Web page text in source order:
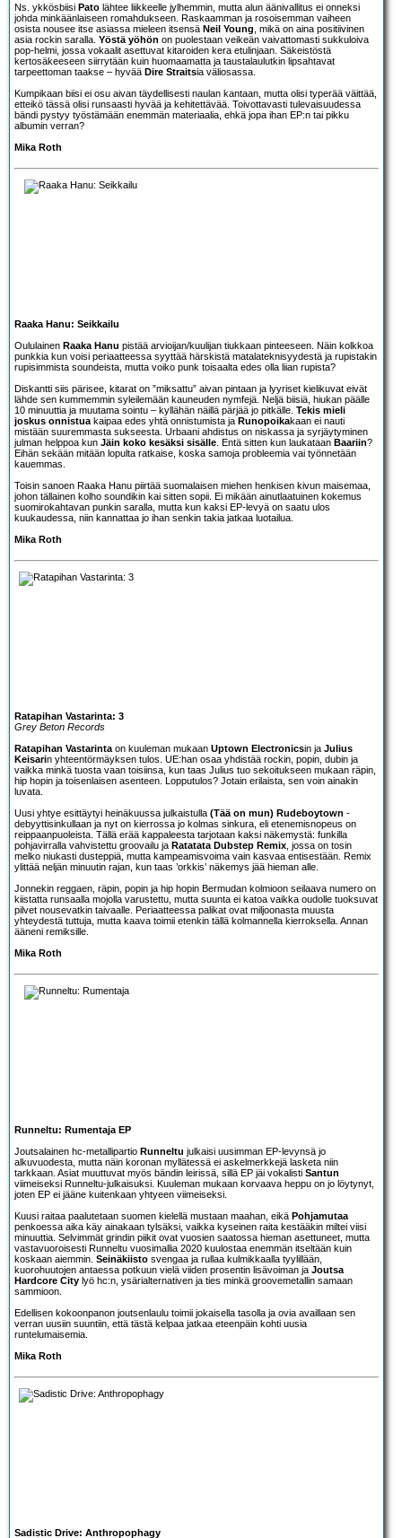
Ns. ykkösbiisi Pato lähtee liikkeelle jylhemmin, mutta alun äänivallitus ei onneksi
johda minkäänlaiseen romahdukseen. Raskaamman ja rosoisemman vaiheen
osista nousee itse asiassa mieleen itsensä Neil Young , mikä on aina positiivinen
asia rockin saralla. Yöstä yöhön on puolestaan veikeän vaivattomasti sukkuloiva
pop-helmi, jossa vokaalit asettuvat kitaroiden kera etulinjaan. Säkeistöstä
kertosäkeeseen siirrytään kuin huomaamatta ja taustalaulutkin lipsahtavat
tarpeettoman taakse – hyvää Dire Straitsia väliosassa.
Kumpikaan biisi ei osu aivan täydellisesti naulan kantaan, mutta olisi typerää väittää,
etteikö tässä olisi runsaasti hyvää ja kehitettävää. Toivottavasti tulevaisuudessa
bändi pystyy työstämään enemmän materiaalia, ehkä jopa ihan EP:n tai pikku
albumin verran?
Mika Roth
Raaka Hanu: Seikkailu
Oululainen Raaka Hanu pistää arvioijan/kuulijan tiukkaan pinteeseen. Näin kolkkoa
punkkia kun voisi periaatteessa syyttää härskistä matalateknisyydestä ja rupistakin
rupisimmista soundeista, mutta voiko punk toisaalta edes olla liian rupista?
Diskantti siis pärisee, kitarat on ”miksattu” aivan pintaan ja lyyriset kielikuvat eivät
lähde sen kummemmin syleilemään kauneuden nymfejä. Neljä biisiä, hiukan päälle
10 minuuttia ja muutama sointu – kyllähän näillä pärjää jo pitkälle. Tekis mieli
joskus onnistua kaipaa edes yhtä onnistumista ja Runopoikakaan ei nauti
mistään suuremmasta sukseesta. Urbaani ahdistus on niskassa ja syrjäytyminen
julman helppoa kun Jäin koko kesäksi sisälle . Entä sitten kun laukataan Baariin?
Eihän sekään mitään lopulta ratkaise, koska samoja probleemia vai työnnetään
kauemmas.
Toisin sanoen Raaka Hanu piirtää suomalaisen miehen henkisen kivun maisemaa,
johon tällainen kolho soundikin kai sitten sopii. Ei mikään ainutlaatuinen kokemus
suomirokahtavan punkin saralla, mutta kun kaksi EP-levyä on saatu ulos
kuukaudessa, niin kannattaa jo ihan senkin takia jatkaa luotailua.
Mika Roth
Ratapihan Vastarinta: 3
Grey Beton Records
Ratapihan Vastarinta on kuuleman mukaan Uptown Electronicsin ja Julius
Keisarin yhteentörmäyksen tulos. UE:han osaa yhdistää rockin, popin, dubin ja
vaikka minkä tuosta vaan toisiinsa, kun taas Julius tuo sekoitukseen mukaan räpin,
hip hopin ja toisenlaisen asenteen. Lopputulos? Jotain erilaista, sen voin ainakin
luvata.
Uusi yhtye esittäytyi heinäkuussa julkaistulla (Tää on mun) Rudeboytown -
debyyttisinkullaan ja nyt on kierrossa jo kolmas sinkura, eli etenemisnopeus on
reippaanpuoleista. Tällä erää kappaleesta tarjotaan kaksi näkemystä: funkilla
pohjavirralla vahvistettu groovailu ja Ratatata Dubstep Remix , jossa on tosin
melko niukasti dusteppiä, mutta kampeamisvoima vain kasvaa entisestään. Remix
ylittää neljän minuutin rajan, kun taas ’orkkis’ näkemys jää hieman alle.
Jonnekin reggaen, räpin, popin ja hip hopin Bermudan kolmioon seilaava numero on
kiistatta runsaalla mojolla varustettu, mutta suunta ei katoa vaikka oudolle tuoksuvat
pilvet nousevatkin taivaalle. Periaatteessa palikat ovat miljoonasta muusta
yhteydestä tuttuja, mutta kaava toimii etenkin tällä kolmannella kierroksella. Annan
ääneni remiksille.
Mika Roth
Runneltu: Rumentaja EP
Joutsalainen hc-metallipartio Runneltu julkaisi uusimman EP-levynsä jo
alkuvuodesta, mutta näin koronan myllätessä ei askelmerkkejä lasketa niin
tarkkaan. Asiat muuttuvat myös bändin leirissä, sillä EP jäi vokalisti Santun
viimeiseksi Runneltu-julkaisuksi. Kuuleman mukaan korvaava heppu on jo löytynyt,
joten EP ei jääne kuitenkaan yhtyeen viimeiseksi.
Kuusi raitaa paalutetaan suomen kielellä mustaan maahan, eikä Pohjamutaa
penkoessa aika käy ainakaan tylsäksi, vaikka kyseinen raita kestääkin miltei viisi
minuuttia. Selvimmät grindin piikit ovat vuosien saatossa hieman asettuneet, mutta
vastavuoroisesti Runneltu vuosimallia 2020 kuulostaa enemmän itseltään kuin
koskaan aiemmin. Seinäkiisto svengaa ja rullaa kulmikkaalla tyylillään,
kuorohuutojen antaessa potkuun vielä viiden prosentin lisävoiman ja Joutsa
Hardcore City lyö hc:n, ysärialternativen ja ties minkä groovemetallin samaan
sammioon.
Edellisen kokoonpanon joutsenlaulu toimii jokaisella tasolla ja ovia availlaan sen
verran uusiin suuntiin, että tästä kelpaa jatkaa eteenpäin kohti uusia
runtelumaisemia.
Mika Roth
Sadistic Drive: Anthropophagy